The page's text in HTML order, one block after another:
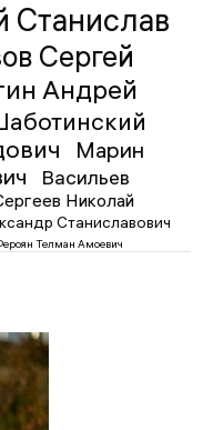
Станислав
Сергей
Андрей
Марин
Васильев
Николай
Станиславович
Телман Амоевич